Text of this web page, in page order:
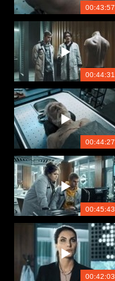
00:43:57
00:44:31
00:44:27
00:45:43
00:42:03